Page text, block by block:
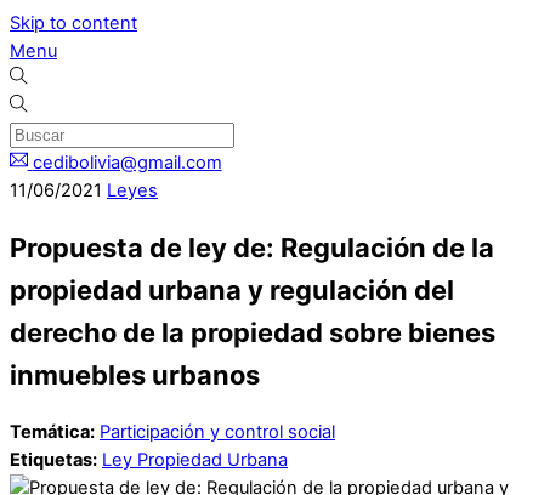
Skip to content
Menu
cedibolivia@gmail.com
11/06/2021 Leyes
Propuesta de ley de: Regulación de la
propiedad urbana y regulación del
derecho de la propiedad sobre bienes
inmuebles urbanos
Temática: Participación y control social
Etiquetas: Ley Propiedad Urbana